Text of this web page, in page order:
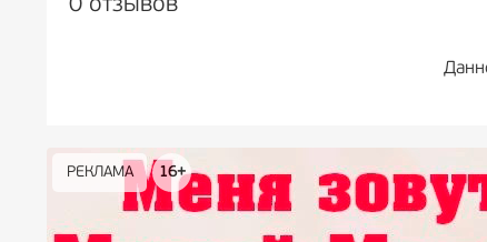
РЕКЛАМА 16+
РЕКЛАМА 16+
РЕКЛАМА 12+
РЕКЛАМА
РЕКЛАМА 0+
РЕКЛАМА 18+